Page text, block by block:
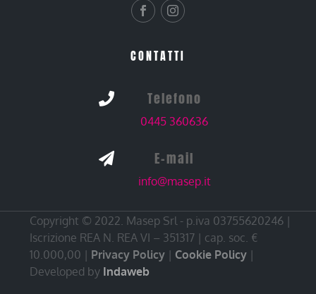
CONTATTI
 Telefono
0445 360636
 E-mail
info@masep.it
Copyright © 2022. Masep Srl - p.iva 03755620246 |
Iscrizione REA N. REA VI – 351317 | cap. soc. €
10.000,00 | Privacy Policy | Cookie Policy |
Developed by Indaweb